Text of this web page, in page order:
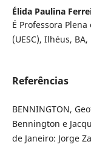
Élida Paulina
É Professora
(UESC), Ilhéus,
Referências
BENNINGTON,
Bennington e
de Janeiro: Jorge